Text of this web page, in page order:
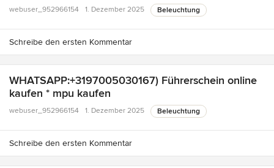
webuser_952966154 1. Dezember 2025 Beleuchtung
Schreibe den ersten Kommentar
WHATSAPP:+3197005030167) Führerschein online
kaufen * mpu kaufen
webuser_952966154 1. Dezember 2025 Beleuchtung
Schreibe den ersten Kommentar